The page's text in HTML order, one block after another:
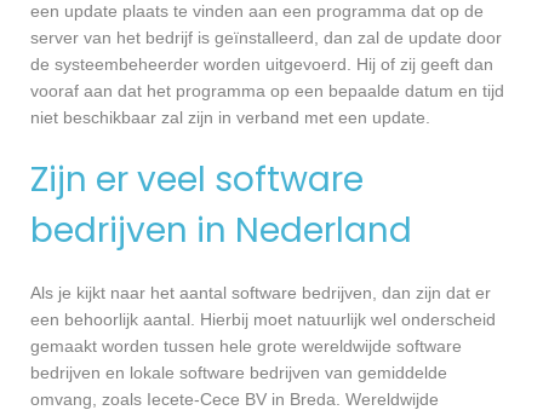
een update plaats te vinden aan een programma dat op de
server van het bedrijf is geïnstalleerd, dan zal de update door
de systeembeheerder worden uitgevoerd. Hij of zij geeft dan
vooraf aan dat het programma op een bepaalde datum en tijd
niet beschikbaar zal zijn in verband met een update.
Zijn er veel software
bedrijven in Nederland
Als je kijkt naar het aantal software bedrijven, dan zijn dat er
een behoorlijk aantal. Hierbij moet natuurlijk wel onderscheid
gemaakt worden tussen hele grote wereldwijde software
bedrijven en lokale software bedrijven van gemiddelde
omvang, zoals Iecete-Cece BV in Breda. Wereldwijde